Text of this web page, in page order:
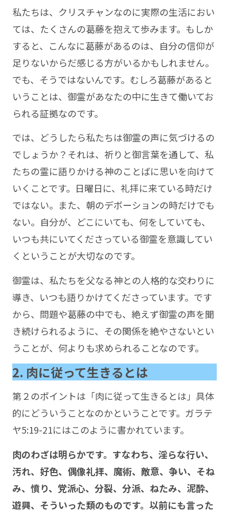
私たちは、クリスチャンなのに実際の生活におい
ては、たくさんの葛藤を抱えて歩みます。もしか
すると、こんなに葛藤があるのは、自分の信仰が
足りないからだ感じる方がいるかもしれません。
でも、そうではないんです。むしろ葛藤があると
いうことは、御霊があなたの中に生きて働いてお
られる証拠なのです。
では、どうしたら私たちは御霊の声に気づけるの
でしょうか？それは、祈りと御言葉を通して、私
たちの霊に語りかける神のことばに思いを向けて
いくことです。日曜日に、礼拝に来ている時だけ
ではない。また、朝のデボーションの時だけでも
ない。自分が、どこにいても、何をしていても、
いつも共にいてくださっている御霊を意識してい
くということが大切なのです。
御霊は、私たちを父なる神との人格的な交わりに
導き、いつも語りかけてくださっています。です
から、問題や葛藤の中でも、絶えず御霊の声を聞
き続けられるように、その関係を絶やさないとい
うことが、何よりも求められることなのです。
2. 肉に従って生きるとは
第２のポイントは「肉に従って生きるとは」具体
的にどういうことなのかということです。ガラテ
ヤ5:19-21にはこのように書かれています。
肉のわざは明らかです。すなわち、淫らな行い、
汚れ、好色、偶像礼拝、魔術、敵意、争い、そね
み、憤り、党派心、分裂、分派、ねたみ、泥酔、
遊興、そういった類のものです。以前にも言った